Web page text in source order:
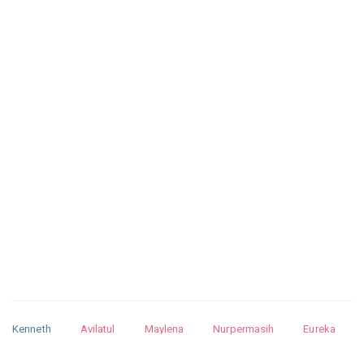
Kenneth Avilatul Maylena Nurpermasih
Eureka